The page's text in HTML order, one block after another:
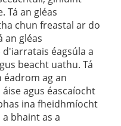
Tá an gléas
chun freastal ar do
an gléas
éagsúla a
beacht uathu. Tá
éadrom ag an
agus éascaíocht
ina fheidhmíocht
bhaint as a